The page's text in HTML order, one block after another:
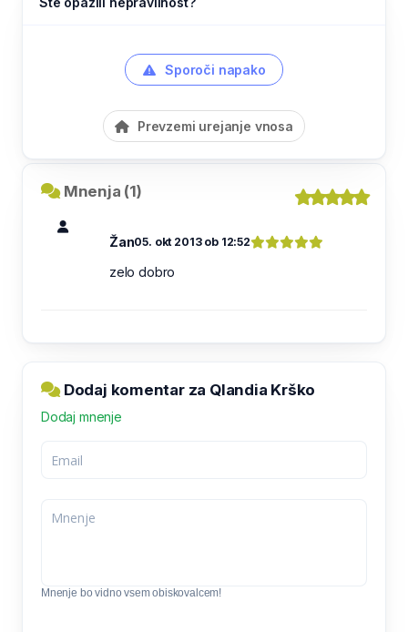
Sporoči napako
Prevzemi urejanje vnosa
Mnenja (1)
Žan05. okt 2013 ob 12:52
zelo dobro
Dodaj komentar za Qlandia Krško
Dodaj mnenje
Mnenje bo vidno vsem obiskovalcem!